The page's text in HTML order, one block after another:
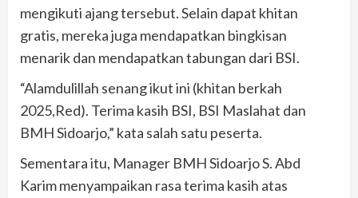
mengikuti ajang tersebut. Selain dapat khitan
gratis, mereka juga mendapatkan bingkisan
menarik dan mendapatkan tabungan dari BSI.
“Alamdulillah senang ikut ini (khitan berkah
2025,Red). Terima kasih BSI, BSI Maslahat dan
BMH Sidoarjo,” kata salah satu peserta.
Sementara itu, Manager BMH Sidoarjo S. Abd
Karim menyampaikan rasa terima kasih atas